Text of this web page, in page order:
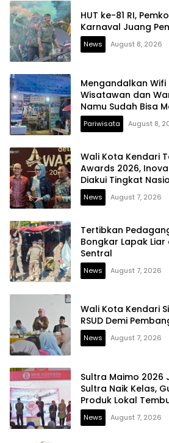
HUT ke-81 RI,
Karnaval Juang
News August 8, 2026
Mengandalkan Wifi
Wisatawan dan
Namu Sudah Bisa
Digital
Pariwisata August 8,
Wali Kota Kendari
Awards 2026,
Diakui Tingkat
News August 7, 2026
Tertibkan
Bongkar Lapak Liar
Sentral
News August 7, 2026
Wali Kota Kendari
RSUD Demi
News August 7, 2026
Sultra Maimo 2026
Sultra Naik Kelas,
Produk Lokal
News August 7, 2026